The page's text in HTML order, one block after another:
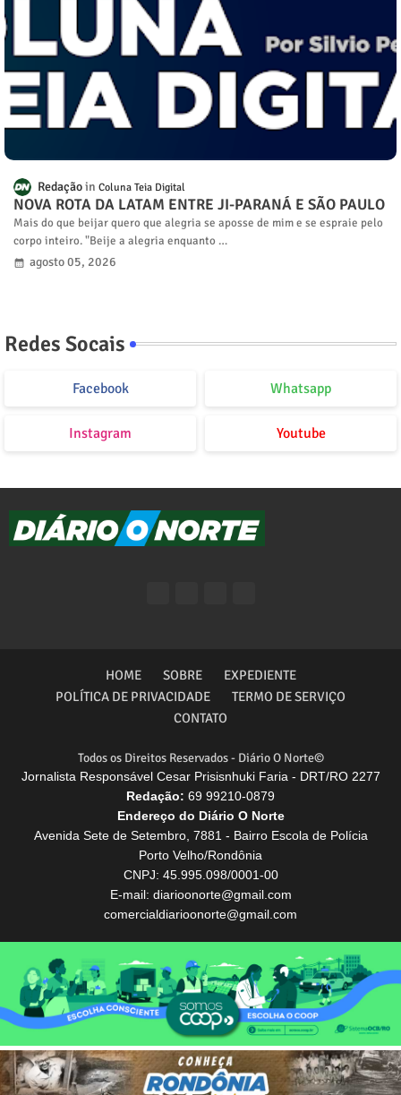
Redação Coluna Teia Digital
NOVA ROTA DA LATAM ENTRE JI-PARANÁ E SÃO PAULO
Mais do que beijar quero que alegria se aposse de mim e se espraie pelo
corpo inteiro. "Beije a alegria enquanto …
agosto 05, 2026
Redes Socais
Facebook Whatsapp
Instagram Youtube
Todos os Direitos Reservados - Diário O Norte©
Jornalista Responsável Cesar Prisisnhuki Faria - DRT/RO 2277
Redação: 69 99210-0879
Endereço do Diário O Norte
Avenida Sete de Setembro, 7881 - Bairro Escola de Polícia
Porto Velho/Rondônia
CNPJ: 45.995.098/0001-00
E-mail: diarioonorte@gmail.com
comercialdiarioonorte@gmail.com
HOME SOBRE
EXPEDIENTE
POLÍTICA DE PRIVACIDADE
TERMO DE SERVIÇO
CONTATO